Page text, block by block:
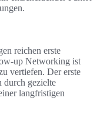
reichen erste
up Networking ist
vertiefen. Der erste
durch gezielte
langfristigen